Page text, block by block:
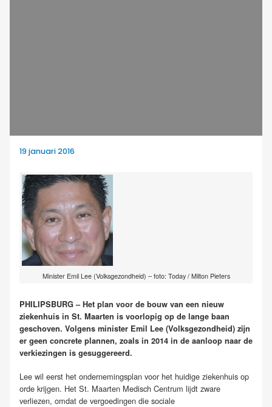
19 januari 2016
Minister Emil Lee (Volksgezondheid) – foto: Today / Milton Pieters
PHILIPSBURG – Het plan voor de bouw van een nieuw
ziekenhuis in St. Maarten is voorlopig op de lange baan
geschoven. Volgens minister Emil Lee (Volksgezondheid) zijn
er geen concrete plannen, zoals in 2014 in de aanloop naar de
verkiezingen is gesuggereerd.
Lee wil eerst het ondernemingsplan voor het huidige ziekenhuis op
orde krijgen. Het St. Maarten Medisch Centrum lijdt zware
verliezen, omdat de vergoedingen die sociale